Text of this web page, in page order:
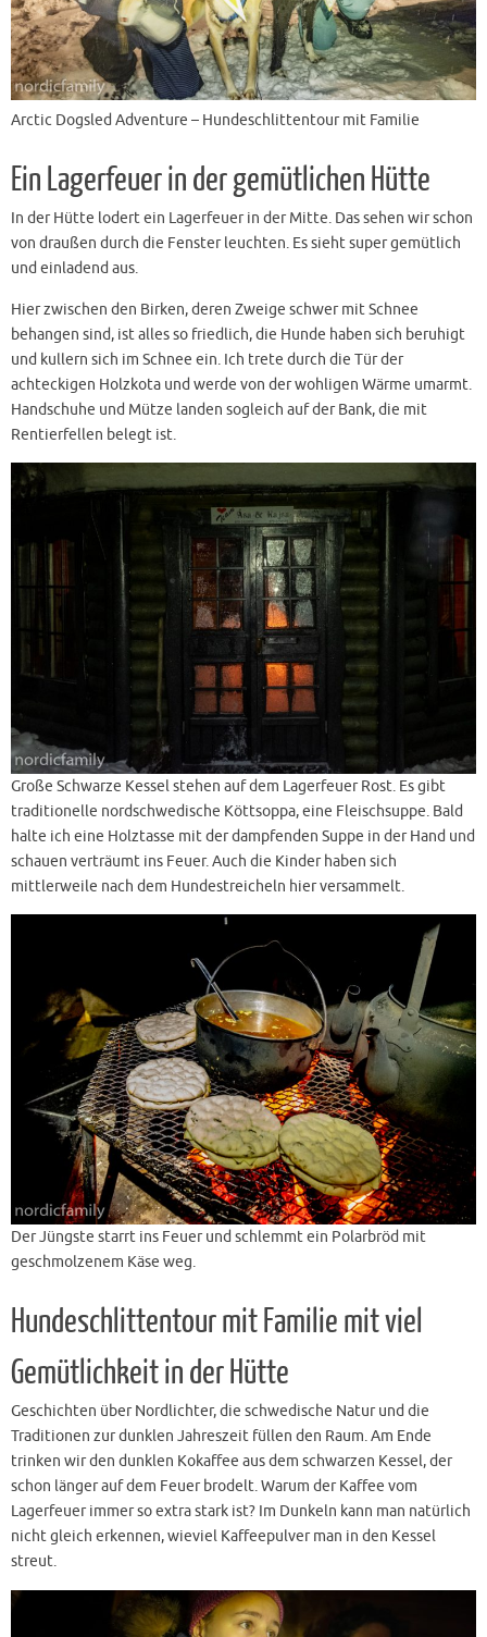
Arctic Dogsled Adventure – Hundeschlittentour mit Familie
Ein Lagerfeuer in der gemütlichen Hütte
In der Hütte lodert ein Lagerfeuer in der Mitte. Das sehen wir schon
von draußen durch die Fenster leuchten. Es sieht super gemütlich
und einladend aus.
Hier zwischen den Birken, deren Zweige schwer mit Schnee
behangen sind, ist alles so friedlich, die Hunde haben sich beruhigt
und kullern sich im Schnee ein. Ich trete durch die Tür der
achteckigen Holzkota und werde von der wohligen Wärme umarmt.
Handschuhe und Mütze landen sogleich auf der Bank, die mit
Rentierfellen belegt ist.
Große Schwarze Kessel stehen auf dem Lagerfeuer Rost. Es gibt
traditionelle nordschwedische Köttsoppa, eine Fleischsuppe. Bald
halte ich eine Holztasse mit der dampfenden Suppe in der Hand und
schauen verträumt ins Feuer. Auch die Kinder haben sich
mittlerweile nach dem Hundestreicheln hier versammelt.
Der Jüngste starrt ins Feuer und schlemmt ein Polarbröd mit
geschmolzenem Käse weg.
Hundeschlittentour mit Familie mit viel
Gemütlichkeit in der Hütte
Geschichten über Nordlichter, die schwedische Natur und die
Traditionen zur dunklen Jahreszeit füllen den Raum. Am Ende
trinken wir den dunklen Kokaffee aus dem schwarzen Kessel, der
schon länger auf dem Feuer brodelt. Warum der Kaffee vom
Lagerfeuer immer so extra stark ist? Im Dunkeln kann man natürlich
nicht gleich erkennen, wieviel Kaffeepulver man in den Kessel
streut.